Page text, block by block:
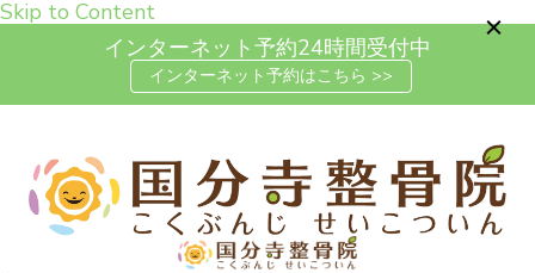
Skip to Content
インターネット予約24時間受付中
インターネット予約はこちら >>
高松市で肩こり・腰痛・坐骨神
経痛の整体なら国分寺整骨院
「お体の不安を自信に変える」完全予約制の自費治療専門の整
骨院です